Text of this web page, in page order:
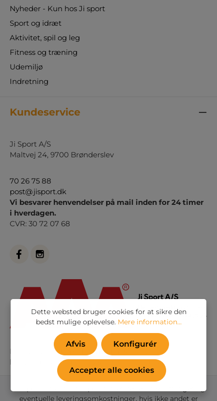
Nyheder - Kun hos Ji sport
Sport og idræt
Aktivitet, spil og leg
Fitness og træning
Udemiljø
Indretning
Kundeservice
Ji Sport A/S
Maltvej 24, 9700 Brønderslev
70 26 75 88
post@jisport.dk
Vi besvarer henvendelser på mail inden for 24 timer
i hverdagen.
CVR: 30 72 07 68
Eller via vores kontaktformular
. Vi besvarer alle
henvendelser indenfor 24 timer i hverdagen
eventuelle leveringsomkostninger, hvis ikke andet er
Dette websted bruger cookies for at sikre den
bedst mulige oplevelse. Mere information...
Afvis Konfigurér
Accepter alle cookies